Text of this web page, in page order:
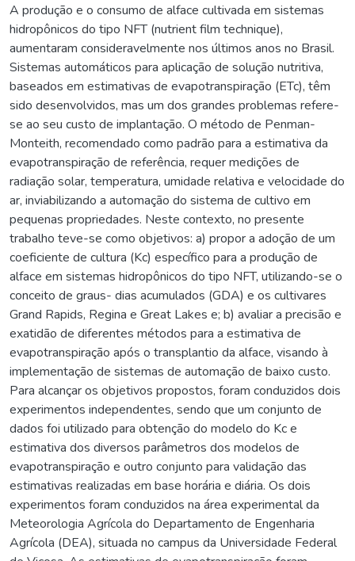
A produção e o consumo de alface cultivada em sistemas
hidropônicos do tipo NFT (nutrient film technique),
aumentaram consideravelmente nos últimos anos no Brasil.
Sistemas automáticos para aplicação de solução nutritiva,
baseados em estimativas de evapotranspiração (ETc), têm
sido desenvolvidos, mas um dos grandes problemas refere-
se ao seu custo de implantação. O método de Penman-
Monteith, recomendado como padrão para a estimativa da
evapotranspiração de referência, requer medições de
radiação solar, temperatura, umidade relativa e velocidade do
ar, inviabilizando a automação do sistema de cultivo em
pequenas propriedades. Neste contexto, no presente
trabalho teve-se como objetivos: a) propor a adoção de um
coeficiente de cultura (Kc) específico para a produção de
alface em sistemas hidropônicos do tipo NFT, utilizando-se o
conceito de graus- dias acumulados (GDA) e os cultivares
Grand Rapids, Regina e Great Lakes e; b) avaliar a precisão e
exatidão de diferentes métodos para a estimativa de
evapotranspiração após o transplantio da alface, visando à
implementação de sistemas de automação de baixo custo.
Para alcançar os objetivos propostos, foram conduzidos dois
experimentos independentes, sendo que um conjunto de
dados foi utilizado para obtenção do modelo do Kc e
estimativa dos diversos parâmetros dos modelos de
evapotranspiração e outro conjunto para validação das
estimativas realizadas em base horária e diária. Os dois
experimentos foram conduzidos na área experimental da
Meteorologia Agrícola do Departamento de Engenharia
Agrícola (DEA), situada no campus da Universidade Federal